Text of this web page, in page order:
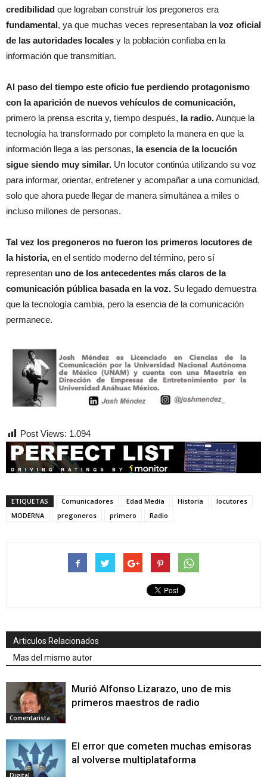
credibilidad que lograban construir los pregoneros era
fundamental, ya que muchas veces representaban la voz oficial
de las autoridades locales y la población confiaba en la
información que transmitían.
Al paso del tiempo este oficio fue perdiendo protagonismo
con la aparición de nuevos vehículos de comunicación,
primero la prensa escrita y, tiempo después, la radio.Aunque la
tecnología ha transformado por completo la manera en que la
información llega a las personas, la esencia de la locución
sigue siendo muy similar. Un locutor continúa utilizando su voz
para informar, orientar, entretener y acompañar a una comunidad,
solo que ahora puede llegar de manera simultánea a miles o
incluso millones de personas.
Tal vez los pregoneros no fueron los primeros locutores de
la historia, en el sentido moderno del término, pero sí
representan uno de los antecedentes más claros de la
comunicación pública basada en la voz. Su legado demuestra
que la tecnología cambia, pero la esencia de la comunicación
permanece.
Post Views: 1.094
ETIQUETAS Comunicadores Edad Media Historia
locutores
MODERNA
pregoneros primero Radio
Articulos Relacionados
Mas del mismo autor
Comentarista
Murió Alfonso Lizarazo, uno de mis
primeros maestros de radio
Digital
El error que cometen muchas emisoras
al volverse multiplataforma